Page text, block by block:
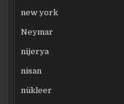
new york
Neymar
nijerya
nisan
nükleer